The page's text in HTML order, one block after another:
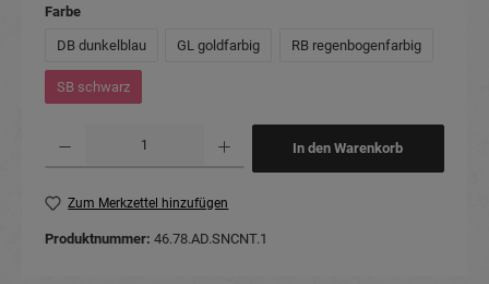
Farbeauswählen
DB dunkelblau GL goldfarbig RB regenbogenfarbig
SB schwarz
In den Warenkorb
Zum Merkzettel hinzufügen
Produktnummer: 46.78.AD.SNCNT.1